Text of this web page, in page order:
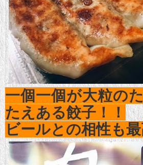
一個一個が大粒の
たえある餃子！！
ビールとの相性も最